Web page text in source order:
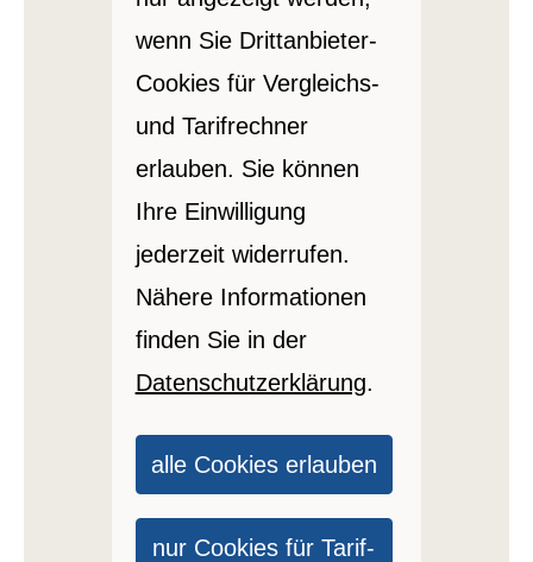
wenn Sie Drittanbieter-
Cookies für Vergleichs-
und Tarifrechner
erlauben. Sie können
Ihre Einwilligung
jederzeit widerrufen.
Nähere Informationen
finden Sie in der
Datenschutzerklärung.
alle Cookies erlauben
nur Cookies für Tarif-